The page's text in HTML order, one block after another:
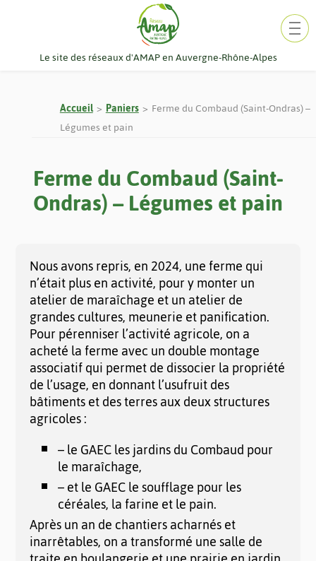
Le site des réseaux d'AMAP en Auvergne-Rhône-Alpes
Accueil Paniers
Ferme du Combaud (Saint-Ondras) –
Légumes et pain
Ferme du Combaud (Saint-
Ondras) – Légumes et pain
Nous avons repris, en 2024, une ferme qui
n’était plus en activité, pour y monter un
atelier de maraîchage et un atelier de
grandes cultures, meunerie et panification.
Pour pérenniser l’activité agricole, on a
acheté la ferme avec un double montage
associatif qui permet de dissocier la propriété
de l’usage, en donnant l’usufruit des
bâtiments et des terres aux deux structures
agricoles :
– le GAEC les jardins du Combaud pour
le maraîchage,
– et le GAEC le soufflage pour les
céréales, la farine et le pain.
Après un an de chantiers acharnés et
inarrêtables, on a transformé une salle de